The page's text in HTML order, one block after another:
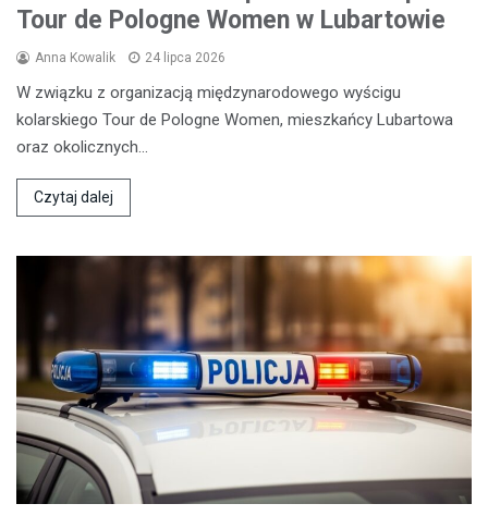
Tour de Pologne Women w Lubartowie
Anna Kowalik 24 lipca 2026
W związku z organizacją międzynarodowego wyścigu
kolarskiego Tour de Pologne Women, mieszkańcy Lubartowa
oraz okolicznych…
Czytaj dalej